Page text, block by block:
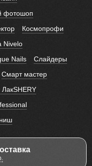
фотошоп
Космопрофи
Nivelo
Nails
Слайдеры
Смарт мастер